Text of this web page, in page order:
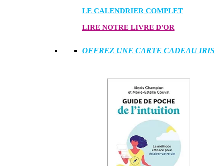
LE CALENDRIER COMPLET
LIRE NOTRE LIVRE D'OR
OFFREZ UNE CARTE CADEAU IRIS